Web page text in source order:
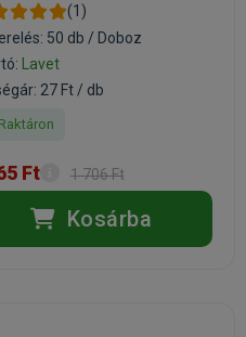
(1)
50 db / Doboz
Lavet
27 Ft / db
Ft 1 706 Ft
Kosárba